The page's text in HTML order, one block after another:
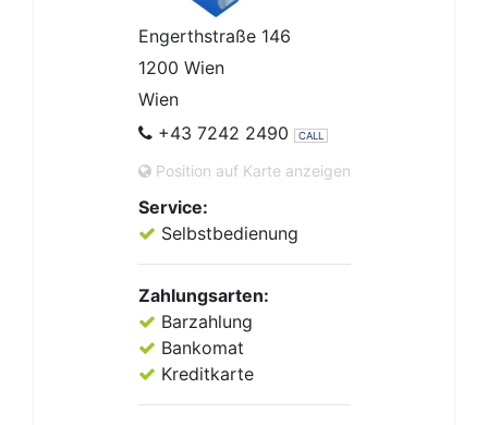
Engerthstraße 146
1200 Wien
Wien
+43 7242 2490
CALL
Position auf Karte anzeigen
Service:
Selbstbedienung
Zahlungsarten:
Barzahlung
Bankomat
Kreditkarte